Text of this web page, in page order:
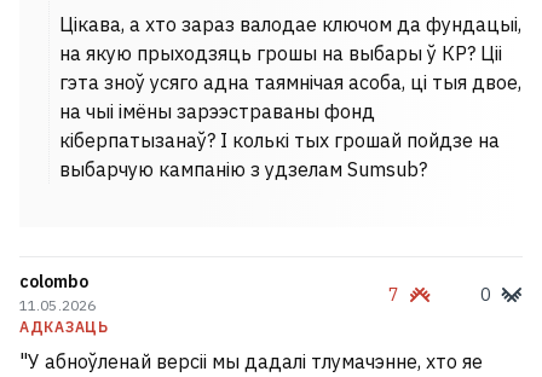
Цікава, а хто зараз валодае ключом да фундацыі,
на якую прыходзяць грошы на выбары ў КР? Ціі
гэта зноў усяго адна таямнічая асоба, ці тыя двое,
на чыі імёны зарээстраваны фонд
кіберпатызанаў? І колькі тых грошай пойдзе на
выбарчую кампанію з удзелам Sumsub?
colombo
11.05.2026
АДКАЗАЦЬ
7 0
"У абноўленай версіі мы дадалі тлумачэнне, хто яе